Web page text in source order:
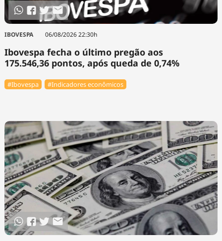
IBOVESPA 06/08/2026 22:30h
Ibovespa fecha o último pregão aos
175.546,36 pontos, após queda de 0,74%
#Ibovespa #Indicadores econômicos